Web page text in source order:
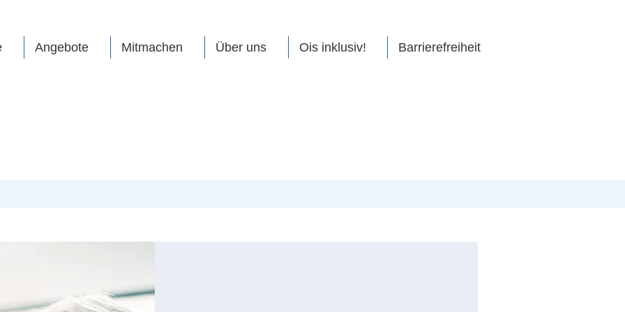
Angebote Mitmachen Über uns Ois inklusiv! Barrierefreiheit